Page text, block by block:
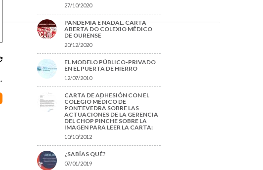
*
27/10/2020
PANDEMIA E NADAL. CARTA
ABERTA DO COLEXIO MÉDICO
DE OURENSE
20/12/2020
EL MODELO PÚBLICO-PRIVADO
EN EL PUERTA DE HIERRO
12/07/2010
CARTA DE ADHESIÓN CON EL
COLEGIO MÉDICO DE
PONTEVEDRA SOBRE LAS
ACTUACIONES DE LA GERENCIA
DEL CHOP PINCHE SOBRE LA
IMAGEN PARA LEER LA CARTA:
10/10/2012
¿SABÍAS QUÉ?
07/01/2019